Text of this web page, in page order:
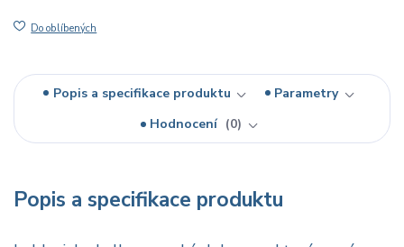
Do oblíbených
Popis a specifikace produktu
Parametry
Hodnocení
0
Popis a specifikace produktu